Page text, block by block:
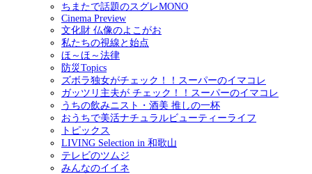
ちまたで話題のスグレMONO
Cinema Preview
文化財 仏像のよこがお
私たちの視線と始点
ほ～ほ～法律
防災Topics
ズボラ独女がチェック！！スーパーのイマコレ
ガッツリ主夫が チェック！！スーパーのイマコレ
うちの飲みニスト・酒美 推しの一杯
おうちで美活ナチュラルビューティーライフ
トピックス
LIVING Selection in 和歌山
テレビのツムジ
みんなのイイネ